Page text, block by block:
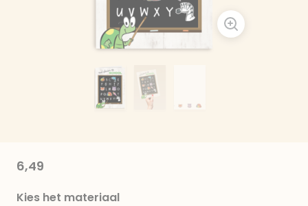
6,49
Kies het materiaal